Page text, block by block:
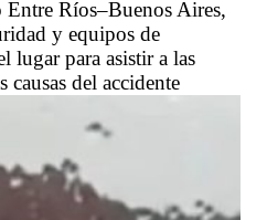
Ríos–Buenos Aires,
y equipos de
lugar para asistir a las
del accidente